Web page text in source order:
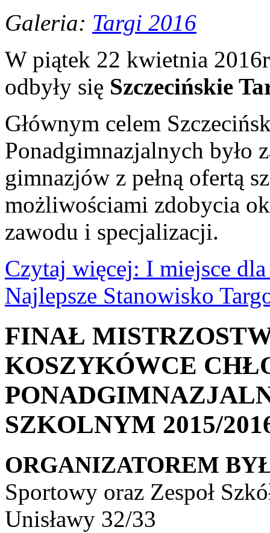
Galeria: Targi 2016
W piątek 22 kwietnia
odbyły się Szczecińskie
Głównym celem
Ponadgimnazjalnych było
gimnazjów z pełną ofertą
możliwościami zdobycia
zawodu i specjalizacji.
Czytaj więcej: I miejsce
Najlepsze Stanowisko
FINAŁ
KOSZYKÓWCE
SZKOLNYM 2015/
ORGANIZATOREM
Sportowy oraz Zespoł
Unisławy 32/33